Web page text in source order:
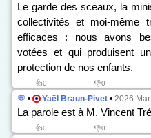
Le garde des sceaux, la
collectivités et moi-même
efficaces : nous avons
votées et qui produisent
protection de nos enfants.
👍0 👎0
💬 • Yaël Braun-Pivet • 2026
La parole est à M. Vincent
👍0 👎0